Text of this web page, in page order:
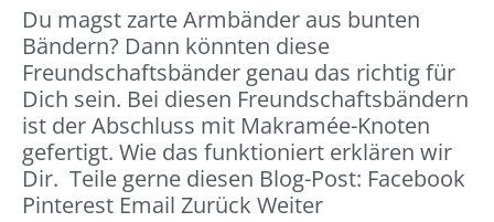
Du magst zarte Armbänder aus bunten
Bändern? Dann könnten diese
Freundschaftsbänder genau das richtig für
Dich sein. Bei diesen Freundschaftsbändern
ist der Abschluss mit Makramée-Knoten
gefertigt. Wie das funktioniert erklären wir
Dir. Teile gerne diesen Blog-Post: Facebook
Pinterest Email Zurück Weiter